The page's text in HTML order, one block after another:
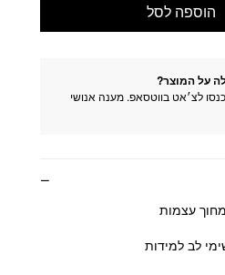
הוספה לסל
על המוצר?
לצ׳אט בווטסאפ. מענה אנושי
עצמות
לב למידות